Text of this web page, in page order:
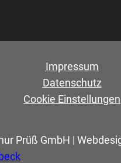
Impressum
Datenschutz
Cookie Einstellungen
Prüß GmbH |